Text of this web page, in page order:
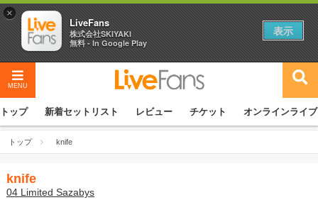
MENU
トップ 新着セットリスト レビュー チケット オンラインライブ
トップ knife
knife
04 Limited Sazabys
×
LiveFans
株式会社SKIYAKI
無料 - In Google Play
表示